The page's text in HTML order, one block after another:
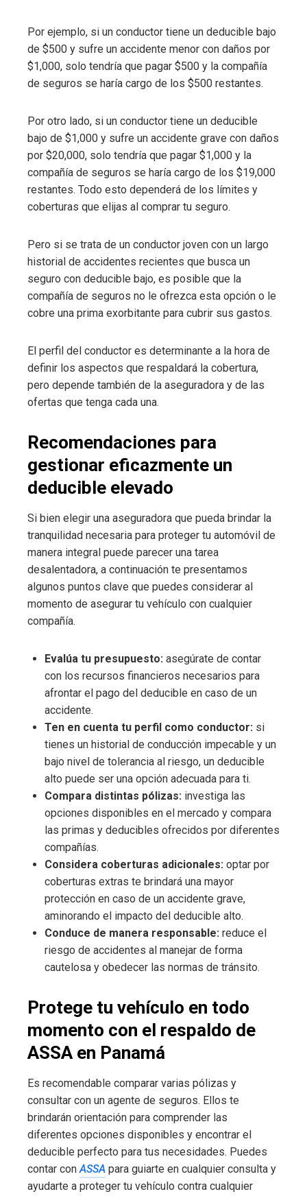
Por ejemplo, si un conductor tiene un deducible bajo
de $500 y sufre un accidente menor con daños por
$1,000, solo tendría que pagar $500 y la compañía
de seguros se haría cargo de los $500 restantes.
Por otro lado, si un conductor tiene un deducible
bajo de $1,000 y sufre un accidente grave con daños
por $20,000, solo tendría que pagar $1,000 y la
compañía de seguros se haría cargo de los $19,000
restantes. Todo esto dependerá de los límites y
coberturas que elijas al comprar tu seguro.
Pero si se trata de un conductor joven con un largo
historial de accidentes recientes que busca un
seguro con deducible bajo, es posible que la
compañía de seguros no le ofrezca esta opción o le
cobre una prima exorbitante para cubrir sus gastos.
El perfil del conductor es determinante a la hora de
definir los aspectos que respaldará la cobertura,
pero depende también de la aseguradora y de las
ofertas que tenga cada una.
Recomendaciones para
gestionar eficazmente un
deducible elevado
Si bien elegir una aseguradora que pueda brindar la
tranquilidad necesaria para proteger tu automóvil de
manera integral puede parecer una tarea
desalentadora, a continuación te presentamos
algunos puntos clave que puedes considerar al
momento de asegurar tu vehículo con cualquier
compañía.
Evalúa tu presupuesto: asegúrate de contar
con los recursos financieros necesarios para
afrontar el pago del deducible en caso de un
accidente.
Ten en cuenta tu perfil como conductor: si
tienes un historial de conducción impecable y un
bajo nivel de tolerancia al riesgo, un deducible
alto puede ser una opción adecuada para ti.
Compara distintas pólizas: investiga las
opciones disponibles en el mercado y compara
las primas y deducibles ofrecidos por diferentes
compañías.
Considera coberturas adicionales: optar por
coberturas extras te brindará una mayor
protección en caso de un accidente grave,
aminorando el impacto del deducible alto.
Conduce de manera responsable: reduce el
riesgo de accidentes al manejar de forma
cautelosa y obedecer las normas de tránsito.
Protege tu vehículo en todo
momento con el respaldo de
ASSA en Panamá
Es recomendable comparar varias pólizas y
consultar con un agente de seguros. Ellos te
brindarán orientación para comprender las
diferentes opciones disponibles y encontrar el
deducible perfecto para tus necesidades. Puedes
contar conASSA para guiarte en cualquier consulta y
ayudarte a proteger tu vehículo contra cualquier